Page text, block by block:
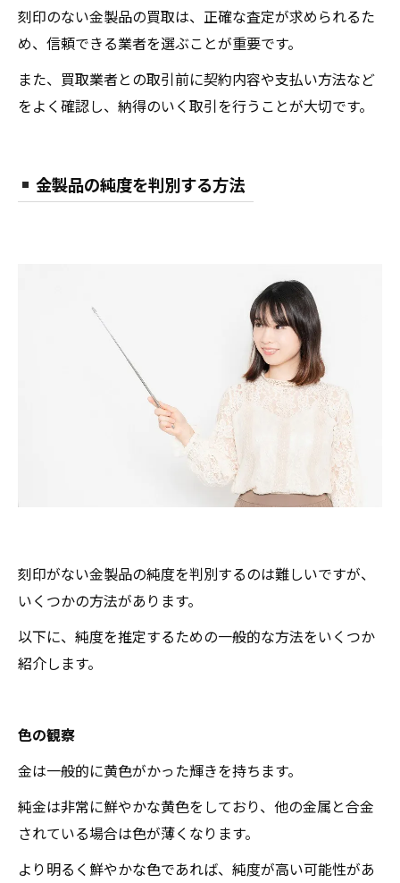
刻印のない金製品の買取は、正確な査定が求められるた
め、信頼できる業者を選ぶことが重要です。
また、買取業者との取引前に契約内容や支払い方法など
をよく確認し、納得のいく取引を行うことが大切です。
金製品の純度を判別する方法
刻印がない金製品の純度を判別するのは難しいですが、
いくつかの方法があります。
以下に、純度を推定するための一般的な方法をいくつか
紹介します。
色の観察
金は一般的に黄色がかった輝きを持ちます。
純金は非常に鮮やかな黄色をしており、他の金属と合金
されている場合は色が薄くなります。
より明るく鮮やかな色であれば、純度が高い可能性があ